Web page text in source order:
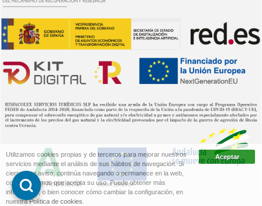
Utilizamos cookies propias y de terceros para mejorar nuestros
servicios mediante el análisis de sus hábitos de navegación. Si
cierra este aviso, continúa navegando o permanece en la web,
consideraremos que acepta su uso. Puede obtener más
información, o bien conocer cómo cambiar la configuración, en
nuestraPolítica de cookies